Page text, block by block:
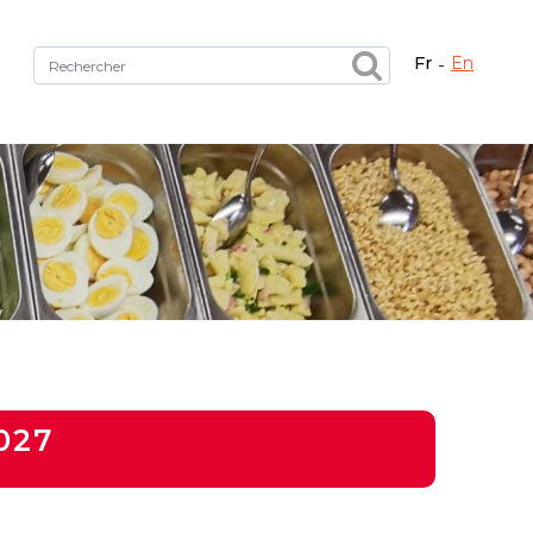
le bon service !
fr en